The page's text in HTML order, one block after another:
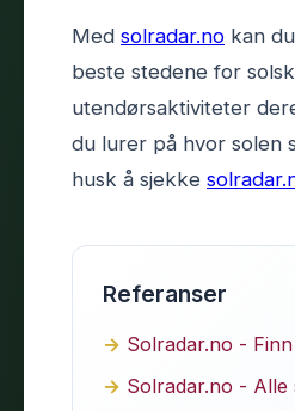
Med solradar.no kan
beste stedene for
utendørsaktiviteter
du lurer på hvor solen
husk å sjekke
Referanser
Solradar.no -
Solradar.no - Alle